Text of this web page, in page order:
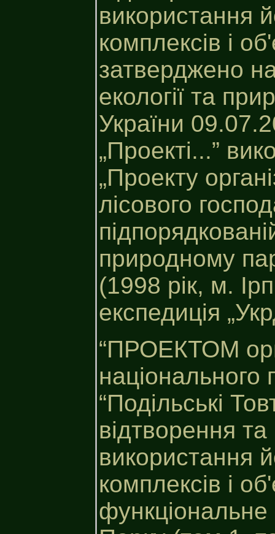
використання
комплексів і
затверджено
екології та
України
„Проекті...”
„Проекту
лісового
природному
(1998 рік, м.
експедиція
“ПРОЕКТОМ
національного
“Подільські
відтворення
використання
комплексів і
функціональне